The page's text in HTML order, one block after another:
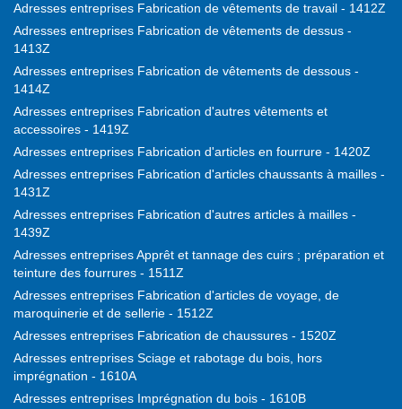
Adresses entreprises Fabrication de vêtements de travail - 1412Z
Adresses entreprises Fabrication de vêtements de dessus -
1413Z
Adresses entreprises Fabrication de vêtements de dessous -
1414Z
Adresses entreprises Fabrication d'autres vêtements et
accessoires - 1419Z
Adresses entreprises Fabrication d'articles en fourrure - 1420Z
Adresses entreprises Fabrication d'articles chaussants à mailles -
1431Z
Adresses entreprises Fabrication d'autres articles à mailles -
1439Z
Adresses entreprises Apprêt et tannage des cuirs ; préparation et
teinture des fourrures - 1511Z
Adresses entreprises Fabrication d'articles de voyage, de
maroquinerie et de sellerie - 1512Z
Adresses entreprises Fabrication de chaussures - 1520Z
Adresses entreprises Sciage et rabotage du bois, hors
imprégnation - 1610A
Adresses entreprises Imprégnation du bois - 1610B